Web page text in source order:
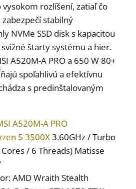
rozlíšení, zatiaľ čo
zabezpečí stabilný
NVMe SSD disk s kapacitou
štarty systému a hier.
A520M-A PRO a 650 W 80+
spoľahlivú a efektívnu
s predinštalovaným
A520M-A PRO
5 3500X3.60GHz / Turbo
/ 6 Threads) Matisse
AMD Wraith Stealth